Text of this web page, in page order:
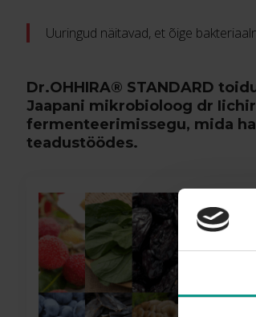
Uuringud näitavad, et õige
Dr.OHHIRA® STANDARD
Jaapani mikrobioloog dr
fermenteerimissegu, mida
teadustöödes.